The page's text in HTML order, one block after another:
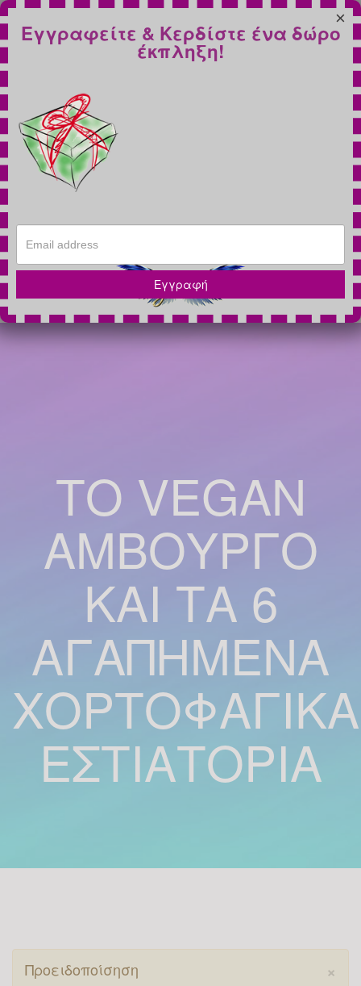
×
Εγγραφείτε & Κερδίστε ένα δώρο
έκπληξη!
Εγγραφή
ΤΟ VEGAN
ΑΜΒΟΎΡΓΟ
ΚΑΙ ΤΑ 6
ΑΓΑΠΗΜΈΝΑ
ΧΟΡΤΟΦΑΓΙΚΆ
ΕΣΤΙΑΤΌΡΙΑ
×
Προειδοποίσηση